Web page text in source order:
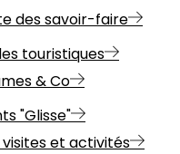
des savoir-faire
touristiques
& Co
"Glisse"
visites et activités